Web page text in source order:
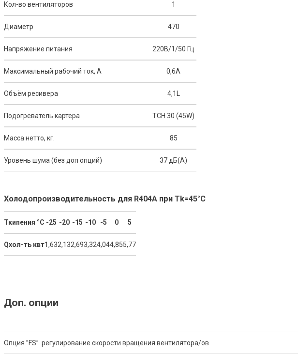
Кол-во вентиляторов 1
Диаметр 470
Напряжение питания 220В/1/50 Гц
Максимальный рабочий ток, A 0,6A
Объём ресивера 4,1L
Подогреватель картера ТСН 30 (45W)
Масса нетто, кг. 85
Уровень шума (без доп опций) 37 дБ(А)
Холодопроизводительность для R404A при Tk=45°C
Ткипения °С -25 -20 -15 -10 -5 0 5
Qхол-ть квт1,632,132,693,324,044,855,77
Доп. опции
Опция ”FS” регулирование скорости вращения вентилятора/ов